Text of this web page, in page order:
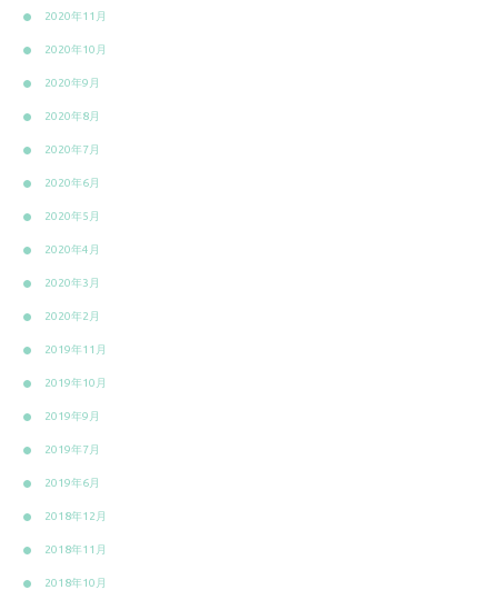
2020年11月
2020年10月
2020年9月
2020年8月
2020年7月
2020年6月
2020年5月
2020年4月
2020年3月
2020年2月
2019年11月
2019年10月
2019年9月
2019年7月
2019年6月
2018年12月
2018年11月
2018年10月